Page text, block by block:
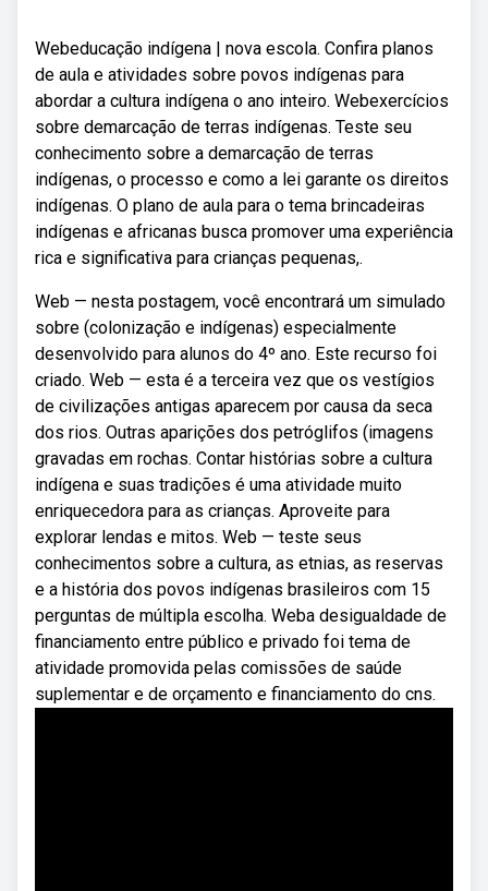
Webeducação indígena | nova escola. Confira planos
de aula e atividades sobre povos indígenas para
abordar a cultura indígena o ano inteiro. Webexercícios
sobre demarcação de terras indígenas. Teste seu
conhecimento sobre a demarcação de terras
indígenas, o processo e como a lei garante os direitos
indígenas. O plano de aula para o tema brincadeiras
indígenas e africanas busca promover uma experiência
rica e significativa para crianças pequenas,.
Web — nesta postagem, você encontrará um simulado
sobre (colonização e indígenas) especialmente
desenvolvido para alunos do 4º ano. Este recurso foi
criado. Web — esta é a terceira vez que os vestígios
de civilizações antigas aparecem por causa da seca
dos rios. Outras aparições dos petróglifos (imagens
gravadas em rochas. Contar histórias sobre a cultura
indígena e suas tradições é uma atividade muito
enriquecedora para as crianças. Aproveite para
explorar lendas e mitos. Web — teste seus
conhecimentos sobre a cultura, as etnias, as reservas
e a história dos povos indígenas brasileiros com 15
perguntas de múltipla escolha. Weba desigualdade de
financiamento entre público e privado foi tema de
atividade promovida pelas comissões de saúde
suplementar e de orçamento e financiamento do cns.